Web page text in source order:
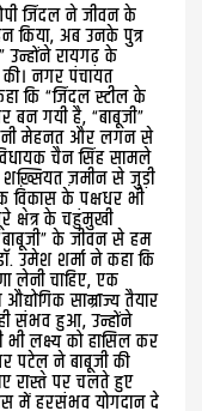
जिंदल ने जीवन के
किया, अब उनके पुत्र
उन्होंने रायगढ़ के
नगर पंचायत
कि “जिंदल स्टील के
बन गयी है, “बाबूजी”
मेहनत और लगन से
चैन सिंह सामले
शख़्सियत ज़मीन से जुड़ी
विकास के पक्षधर भी
क्षेत्र के चहुंमुखी
के जीवन से हम
उमेश शर्मा ने कहा कि
लेनी चाहिए, एक
साम्राज्य तैयार
संभव हुआ, उन्होंने
भी लक्ष्य को हासिल कर
पटेल ने बाबूजी की
रास्ते पर चलते हुए
में हरसंभव योगदान दे